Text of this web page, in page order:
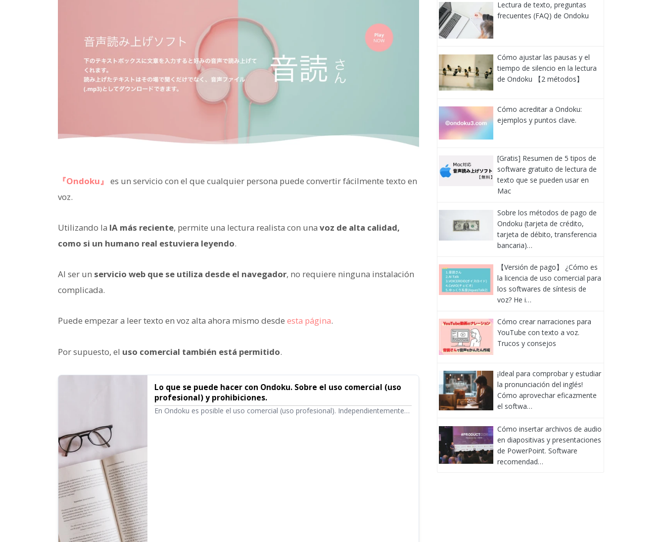
『Ondoku』 es un servicio con el que cualquier persona puede convertir fácilmente texto en
voz.
Utilizando la IA más reciente, permite una lectura realista con una voz de alta calidad,
como si un humano real estuviera leyendo.
Al ser un servicio web que se utiliza desde el navegador, no requiere ninguna instalación
complicada.
Puede empezar a leer texto en voz alta ahora mismo desde esta página.
Por supuesto, el uso comercial también está permitido.
Lo que se puede hacer con Ondoku. Sobre el uso comercial (uso
profesional) y prohibiciones.
En Ondoku es posible el uso comercial (uso profesional). Independientemente
Lectura de texto, preguntas
frecuentes (FAQ) de Ondoku
Cómo ajustar las pausas y el
tiempo de silencio en la lectura
de Ondoku 【2 métodos】
Cómo acreditar a Ondoku:
ejemplos y puntos clave.
[Gratis] Resumen de 5 tipos de
software gratuito de lectura de
texto que se pueden usar en
Mac
Sobre los métodos de pago de
Ondoku (tarjeta de crédito,
tarjeta de débito, transferencia
bancaria)…
【Versión de pago】 ¿Cómo es
la licencia de uso comercial para
los softwares de síntesis de
voz? He i…
Cómo crear narraciones para
YouTube con texto a voz.
Trucos y consejos
¡Ideal para comprobar y estudiar
la pronunciación del inglés!
Cómo aprovechar eficazmente
el softwa…
Cómo insertar archivos de audio
en diapositivas y presentaciones
de PowerPoint. Software
recomendad…